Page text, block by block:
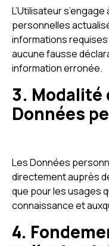
L’Utilisateur
personnelles
informations
aucune fausse
information erronée.
3. Modalité
Données
Les Données
directement auprès
que pour les usages
connaissance et
4.